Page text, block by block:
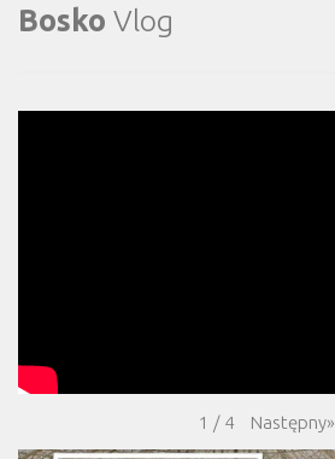
Bosko Vlog
1 / 4 Następny»